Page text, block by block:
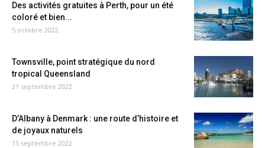
Des activités gratuites à Perth, pour un été
coloré et bien...
5 octobre 2022
Townsville, point stratégique du nord
tropical Queensland
21 septembre 2022
D’Albany à Denmark : une route d’histoire et
de joyaux naturels
15 septembre 2022